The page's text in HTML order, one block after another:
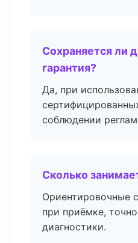
Сохраняется ли
гарантия?
Да, при
соблюдении
Сколько
Ориентировочные
при приёмке,
диагностики.